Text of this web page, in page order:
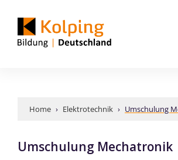
Home › Elektrotechnik › Umschulung
Umschulung Mechatronik